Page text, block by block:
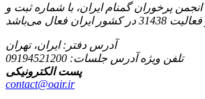
پرخوران گمنام ایران، با شماره ثبت و
آدرس دفتر: ایران، تهران
تلفن ویژه آدرس جلسات:
پست الکترونیکی
contact@oair.ir